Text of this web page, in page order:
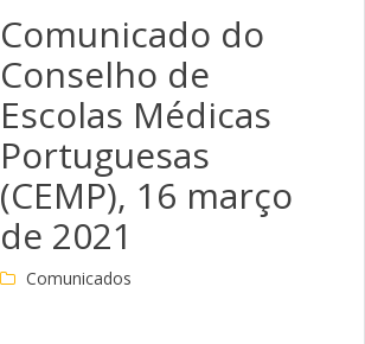
Comunicado do
Conselho de
Escolas Médicas
Portuguesas
(CEMP), 16 março
de 2021
Comunicados